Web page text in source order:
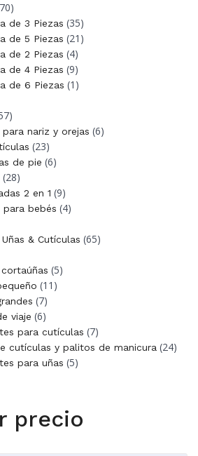
de 3 Piezas (35)
de 5 Piezas (21)
de 2 Piezas (4)
de 4 Piezas (9)
de 6 Piezas (1)
nariz y orejas (6)
(23)
de pie (6)
(28)
2 en 1 (9)
para bebés (4)
& Cutículas (65)
(5)
(11)
(7)
viaje (6)
para cutículas (7)
cutículas y palitos de manicura (24)
para uñas (5)
precio